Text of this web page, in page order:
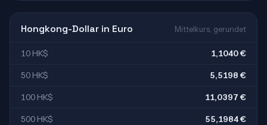
Hongkong-Dollar in Euro Mittelkurs, gerundet
10 HK$ 1,1040 €
50 HK$ 5,5198 €
100 HK$ 11,0397 €
500 HK$ 55,1984 €